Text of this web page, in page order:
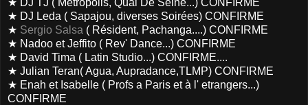
★ DJ Leda ( Sapajou, diverses Soirées) CONFIRME
★ Sergio Salsa ( Résident, Pachanga....) CONFIRME
★ Nadoo et Jeffito ( Rev' Dance...) CONFIRME
★ David Tima ( Latin Studio...) CONFIRME....
★ Julian Teran( Agua, Aupradance,TLMP) CONFIRME
★ Enah et Isabelle ( Profs a Paris et à l' etrangers...)
CONFIRME